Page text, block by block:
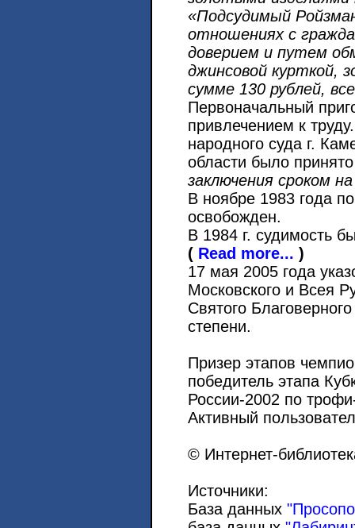
«Подсудимый
отношениях с
доверием и путем
джинсовой курткой,
сумме 130 рублей,
Первоначальный
привлечением к
народного суда г.
области было
заключения сроком
В ноябре 1983 года
освобожден.
В 1984 г. судимость
( Read more... )
17 мая 2005 года
Московского и Всея
Святого
степени.
Призер этапов
победитель этапа
России-2002 по
Активный
© Интернет-
Источники:
База данных